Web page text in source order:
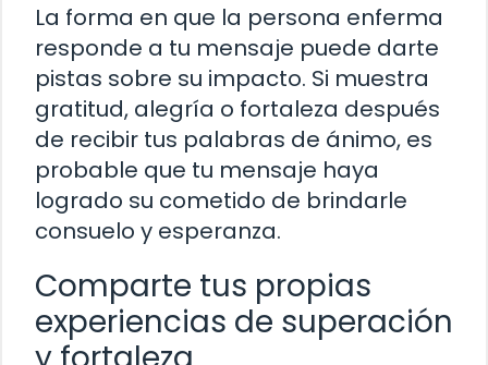
La forma en que la persona enferma
responde a tu mensaje puede darte
pistas sobre su impacto. Si muestra
gratitud, alegría o fortaleza después
de recibir tus palabras de ánimo, es
probable que tu mensaje haya
logrado su cometido de brindarle
consuelo y esperanza.
Comparte tus propias
experiencias de superación